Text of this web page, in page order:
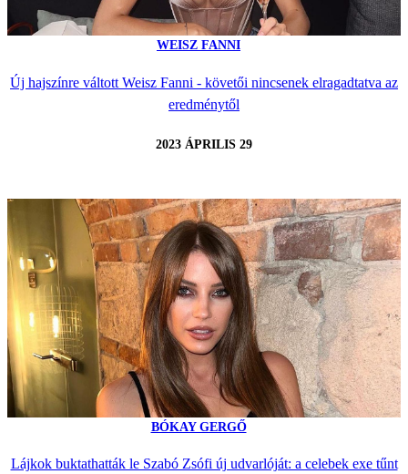
WEISZ FANNI
Új hajszínre váltott Weisz Fanni - követői nincsenek elragadtatva az
eredménytől
2023 ÁPRILIS 29
BÓKAY GERGŐ
Lájkok buktathatták le Szabó Zsófi új udvarlóját: a celebek exe tűnt